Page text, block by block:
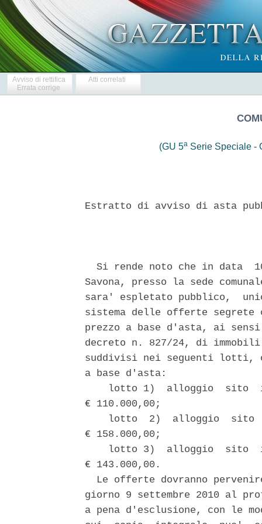
Avviso di rettifica
Errata corrige
Atti correlati
(GU 5a Serie Speciale -
Estratto di avviso di asta
Si rende noto che in data
Savona, presso la sede
sara' espletato pubblico,
sistema delle offerte
prezzo a base d'asta, ai
decreto n. 827/24, di
suddivisi nei seguenti lotti,
a base d'asta:
lotto 1)  alloggio  sito
€ 110.000,00;
lotto  2)  alloggio  sito
€ 158.000,00;
lotto 3)  alloggio  sito
€ 143.000,00.
Le offerte dovranno
giorno 9 settembre 2010 al
a pena d'esclusione, con